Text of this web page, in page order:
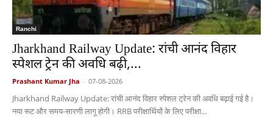
Ranchi
Jharkhand Railway Update: रांची आनंद विहार
स्पेशल ट्रेन की अवधि बढ़ी,...
Prashant Kumar Jha - 07-08-2026
Jharkhand Railway Update: रांची आनंद विहार स्पेशल ट्रेन की अवधि बढ़ाई गई है।
नया रूट और समय-सारणी लागू होगी। RRB परीक्षार्थियों के लिए परीक्षा...